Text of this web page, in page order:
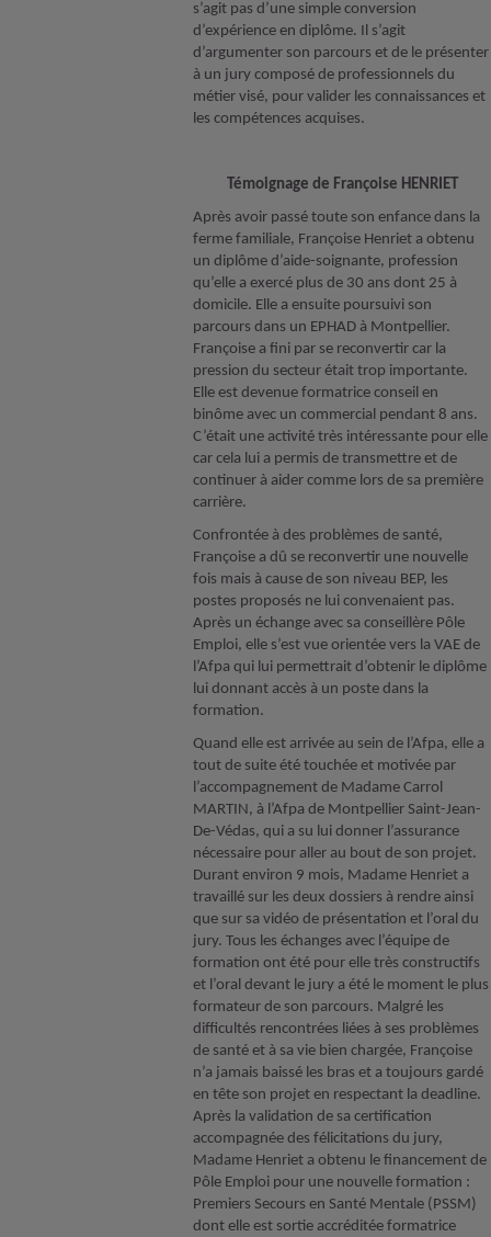
s’agit pas d’une simple conversion
d’expérience en diplôme. Il s’agit
d’argumenter son parcours et de le présenter
à un jury composé de professionnels du
métier visé, pour valider les connaissances et
les compétences acquises.
Témoignage de Françoise HENRIET
Après avoir passé toute son enfance dans la
ferme familiale, Françoise Henriet a obtenu
un diplôme d’aide-soignante, profession
qu’elle a exercé plus de 30 ans dont 25 à
domicile. Elle a ensuite poursuivi son
parcours dans un EPHAD à Montpellier.
Françoise a fini par se reconvertir car la
pression du secteur était trop importante.
Elle est devenue formatrice conseil en
binôme avec un commercial pendant 8 ans.
C’était une activité très intéressante pour elle
car cela lui a permis de transmettre et de
continuer à aider comme lors de sa première
carrière.
Confrontée à des problèmes de santé,
Françoise a dû se reconvertir une nouvelle
fois mais à cause de son niveau BEP, les
postes proposés ne lui convenaient pas.
Après un échange avec sa conseillère Pôle
Emploi, elle s’est vue orientée vers la VAE de
l’Afpa qui lui permettrait d’obtenir le diplôme
lui donnant accès à un poste dans la
formation.
Quand elle est arrivée au sein de l’Afpa, elle a
tout de suite été touchée et motivée par
l’accompagnement de Madame Carrol
MARTIN, à l’Afpa de Montpellier Saint-Jean-
De-Védas, qui a su lui donner l’assurance
nécessaire pour aller au bout de son projet.
Durant environ 9 mois, Madame Henriet a
travaillé sur les deux dossiers à rendre ainsi
que sur sa vidéo de présentation et l’oral du
jury. Tous les échanges avec l’équipe de
formation ont été pour elle très constructifs
et l’oral devant le jury a été le moment le plus
formateur de son parcours. Malgré les
difficultés rencontrées liées à ses problèmes
de santé et à sa vie bien chargée, Françoise
n’a jamais baissé les bras et a toujours gardé
en tête son projet en respectant la deadline.
Après la validation de sa certification
accompagnée des félicitations du jury,
Madame Henriet a obtenu le financement de
Pôle Emploi pour une nouvelle formation :
Premiers Secours en Santé Mentale (PSSM)
dont elle est sortie accréditée formatrice